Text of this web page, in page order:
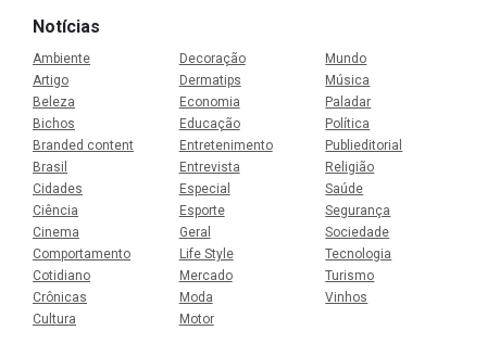
Notícias
Ambiente
Artigo
Beleza
Bichos
Branded content
Brasil
Cidades
Ciência
Cinema
Comportamento
Cotidiano
Crônicas
Cultura
Decoração
Dermatips
Economia
Educação
Entretenimento
Entrevista
Especial
Esporte
Geral
Life Style
Mercado
Moda
Motor
Mundo
Música
Paladar
Política
Publieditorial
Religião
Saúde
Segurança
Sociedade
Tecnologia
Turismo
Vinhos